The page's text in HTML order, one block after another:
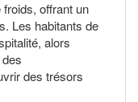
offrant un
Les habitants de
alors
des trésors